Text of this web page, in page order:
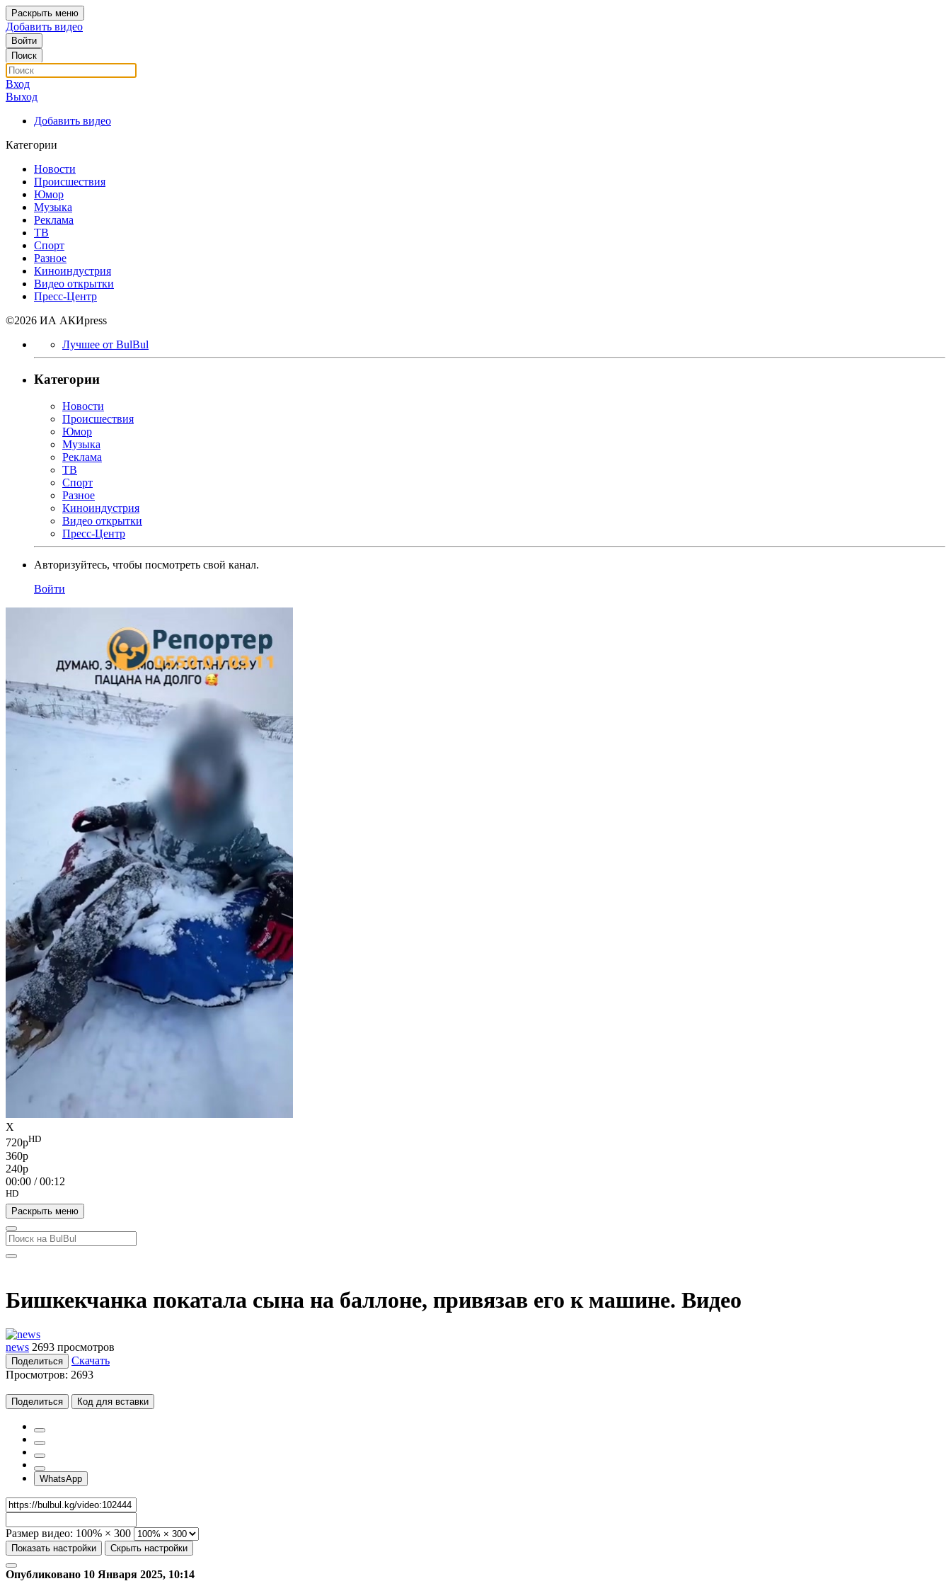
Раскрыть меню
Добавить видео
Войти
Поиск
Вход
Выход
Добавить видео
Категории
Новости
Происшествия
Юмор
Музыка
Реклама
ТВ
Спорт
Разное
Киноиндустрия
Видео открытки
Пресс-Центр
©2026 ИА АКИpress
Лучшее от BulBul
Категории
Новости
Происшествия
Юмор
Музыка
Реклама
ТВ
Спорт
Разное
Киноиндустрия
Видео открытки
Пресс-Центр
Авторизуйтесь, чтобы посмотреть свой канал.
Войти
X
720pHD
360p
240p
00:00 /00:12
HD
Раскрыть меню
Бишкекчанка покатала сына на баллоне, привязав его к машине. Видео
news 2693 просмотров
Поделиться
Скачать
Просмотров: 2693
Поделиться Код для вставки
WhatsApp
Размер видео: 100% × 300
Показать настройки Скрыть настройки
Опубликовано 10 Января 2025, 10:14